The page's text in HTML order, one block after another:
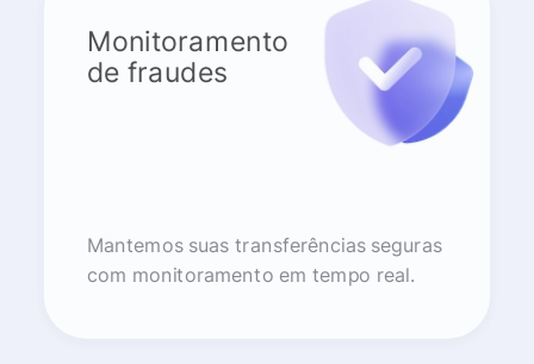
Monitoramento
de fraudes
Mantemos suas transferências seguras
com monitoramento em tempo real.